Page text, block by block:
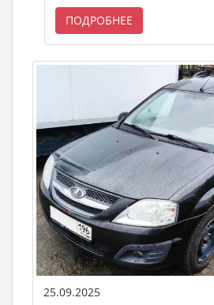
ПОДРОБНЕЕ
25.09.2025